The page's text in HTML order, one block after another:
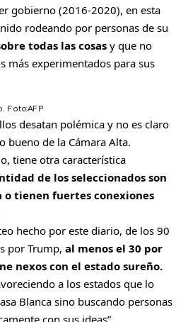
gobierno (2016-2020), en esta
rodeando por personas de su
todas las cosas y que no
más experimentados para sus
Foto:AFP
desatan polémica y no es claro
bueno de la Cámara Alta.
tiene otra característica
de los seleccionados son
o tienen fuertes conexiones
hecho por este diario, de los 90
por Trump, al menos el 30 por
nexos con el estado sureño.
a los estados que lo
Blanca sino buscando personas
con sus ideas